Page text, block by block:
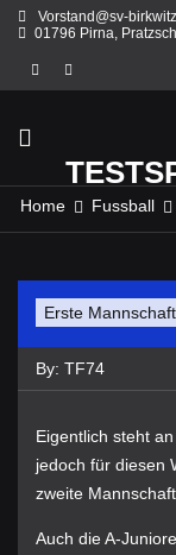
Skip
Vorstand@sv-
01796 Pirna,
Home Fussball
Erste Mannschaft
By: TF74
Eigentlich steht
jedoch für diesen
zweite
Auch die A-